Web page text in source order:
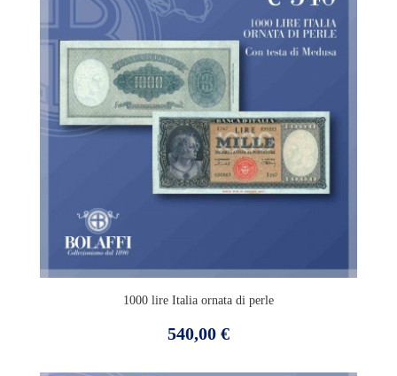
1000 lire Italia ornata di perle
Prezzo
540,00 €